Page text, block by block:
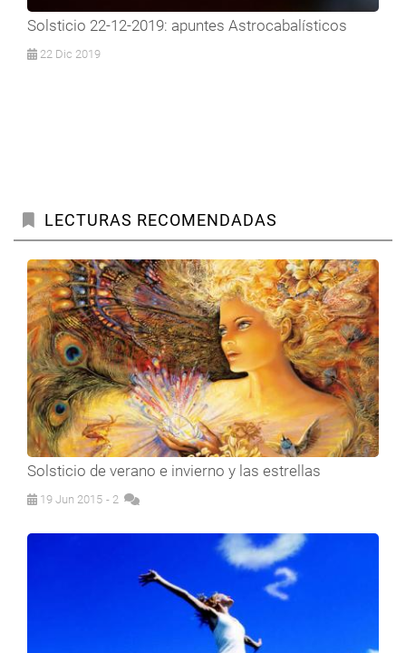
Solsticio 22-12-2019: apuntes Astrocabalísticos
22 Dic 2019
LECTURAS RECOMENDADAS
Solsticio de verano e invierno y las estrellas
19 Jun 2015 - 2